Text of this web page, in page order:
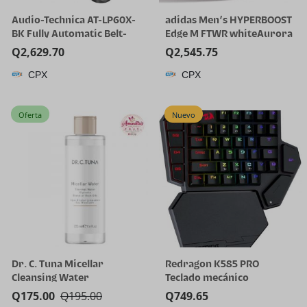
Audio-Technica AT-LP60X-
BK Fully Automatic Belt-
Drive Stereo Turntable,
Black, Hi-Fi, 2 Speed, Dust
Cover, Anti-Resonance,
Cover, Anti-Resonance,
Q2,629.70
CPX
adidas Men’s HYPERBOOST
Edge M FTWR whiteAurora
Onix/Solar Turbo 11 US
Multi
Q2,545.75
CPX
Oferta
Dr. C. Tuna Micellar
Cleansing Water
Q195.00
Q175.00
Nuevo
Redragon K585 PRO
Teclado mecánico
inalámbrico con una sola
mano, 42 teclas, 3 modos
Q749.65